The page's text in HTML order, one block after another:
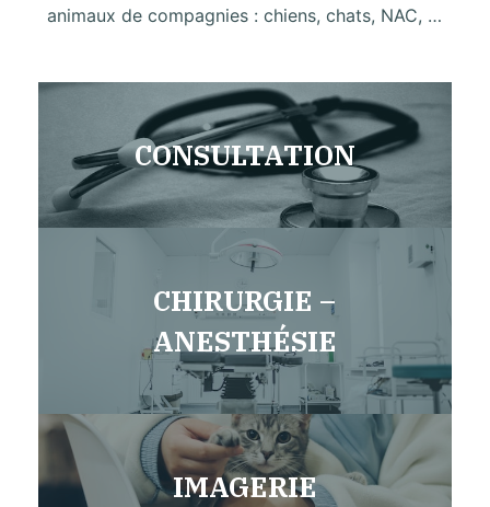
animaux de compagnies : chiens, chats, NAC, …
CONSULTATION
CHIRURGIE –
ANESTHÉSIE
IMAGERIE